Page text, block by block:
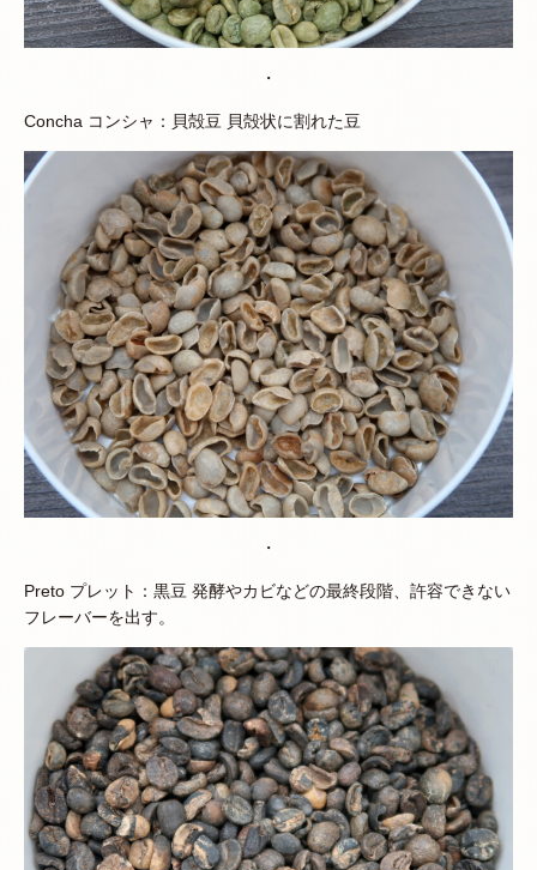
・
Concha コンシャ：貝殻豆 貝殻状に割れた豆
・
Preto プレット：黒豆 発酵やカビなどの最終段階、許容できない
フレーバーを出す。